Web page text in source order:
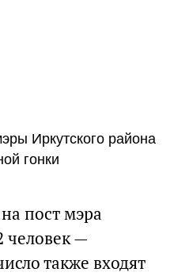
Иркутского района
гонки
пост мэра
человек —
также входят